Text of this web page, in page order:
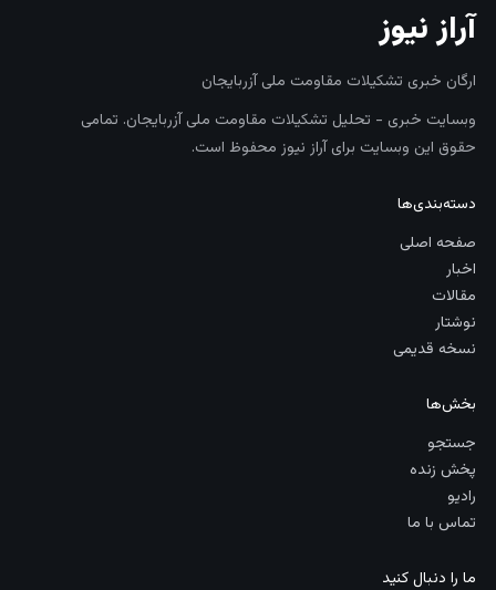
آراز نیوز
ارگان خبری تشکیلات مقاومت ملی آزربایجان
وبسایت خبری - تحلیل تشکیلات مقاومت ملی آزربایجان. تمامی
حقوق این وبسایت برای آراز نیوز محفوظ است.
دسته‌بندی‌ها
صفحه اصلی
اخبار
مقالات
نوشتار
نسخه قدیمی
بخش‌ها
جستجو
پخش زنده
رادیو
تماس با ما
ما را دنبال کنید